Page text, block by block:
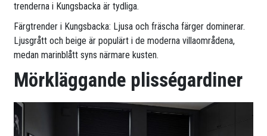
trenderna i Kungsbacka är tydliga.
Färgtrender i Kungsbacka: Ljusa och fräscha färger dominerar.
Ljusgrått och beige är populärt i de moderna villaområdena,
medan marinblått syns närmare kusten.
Mörkläggande plisségardiner